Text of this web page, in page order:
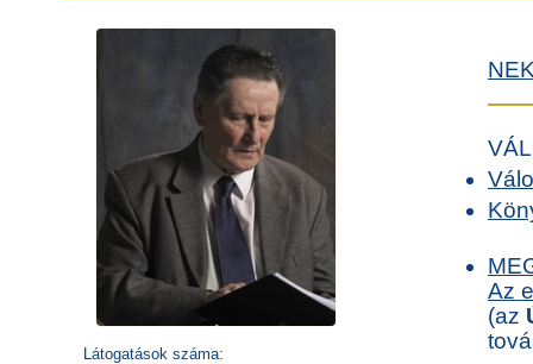
Látogatások száma:
Az
(az